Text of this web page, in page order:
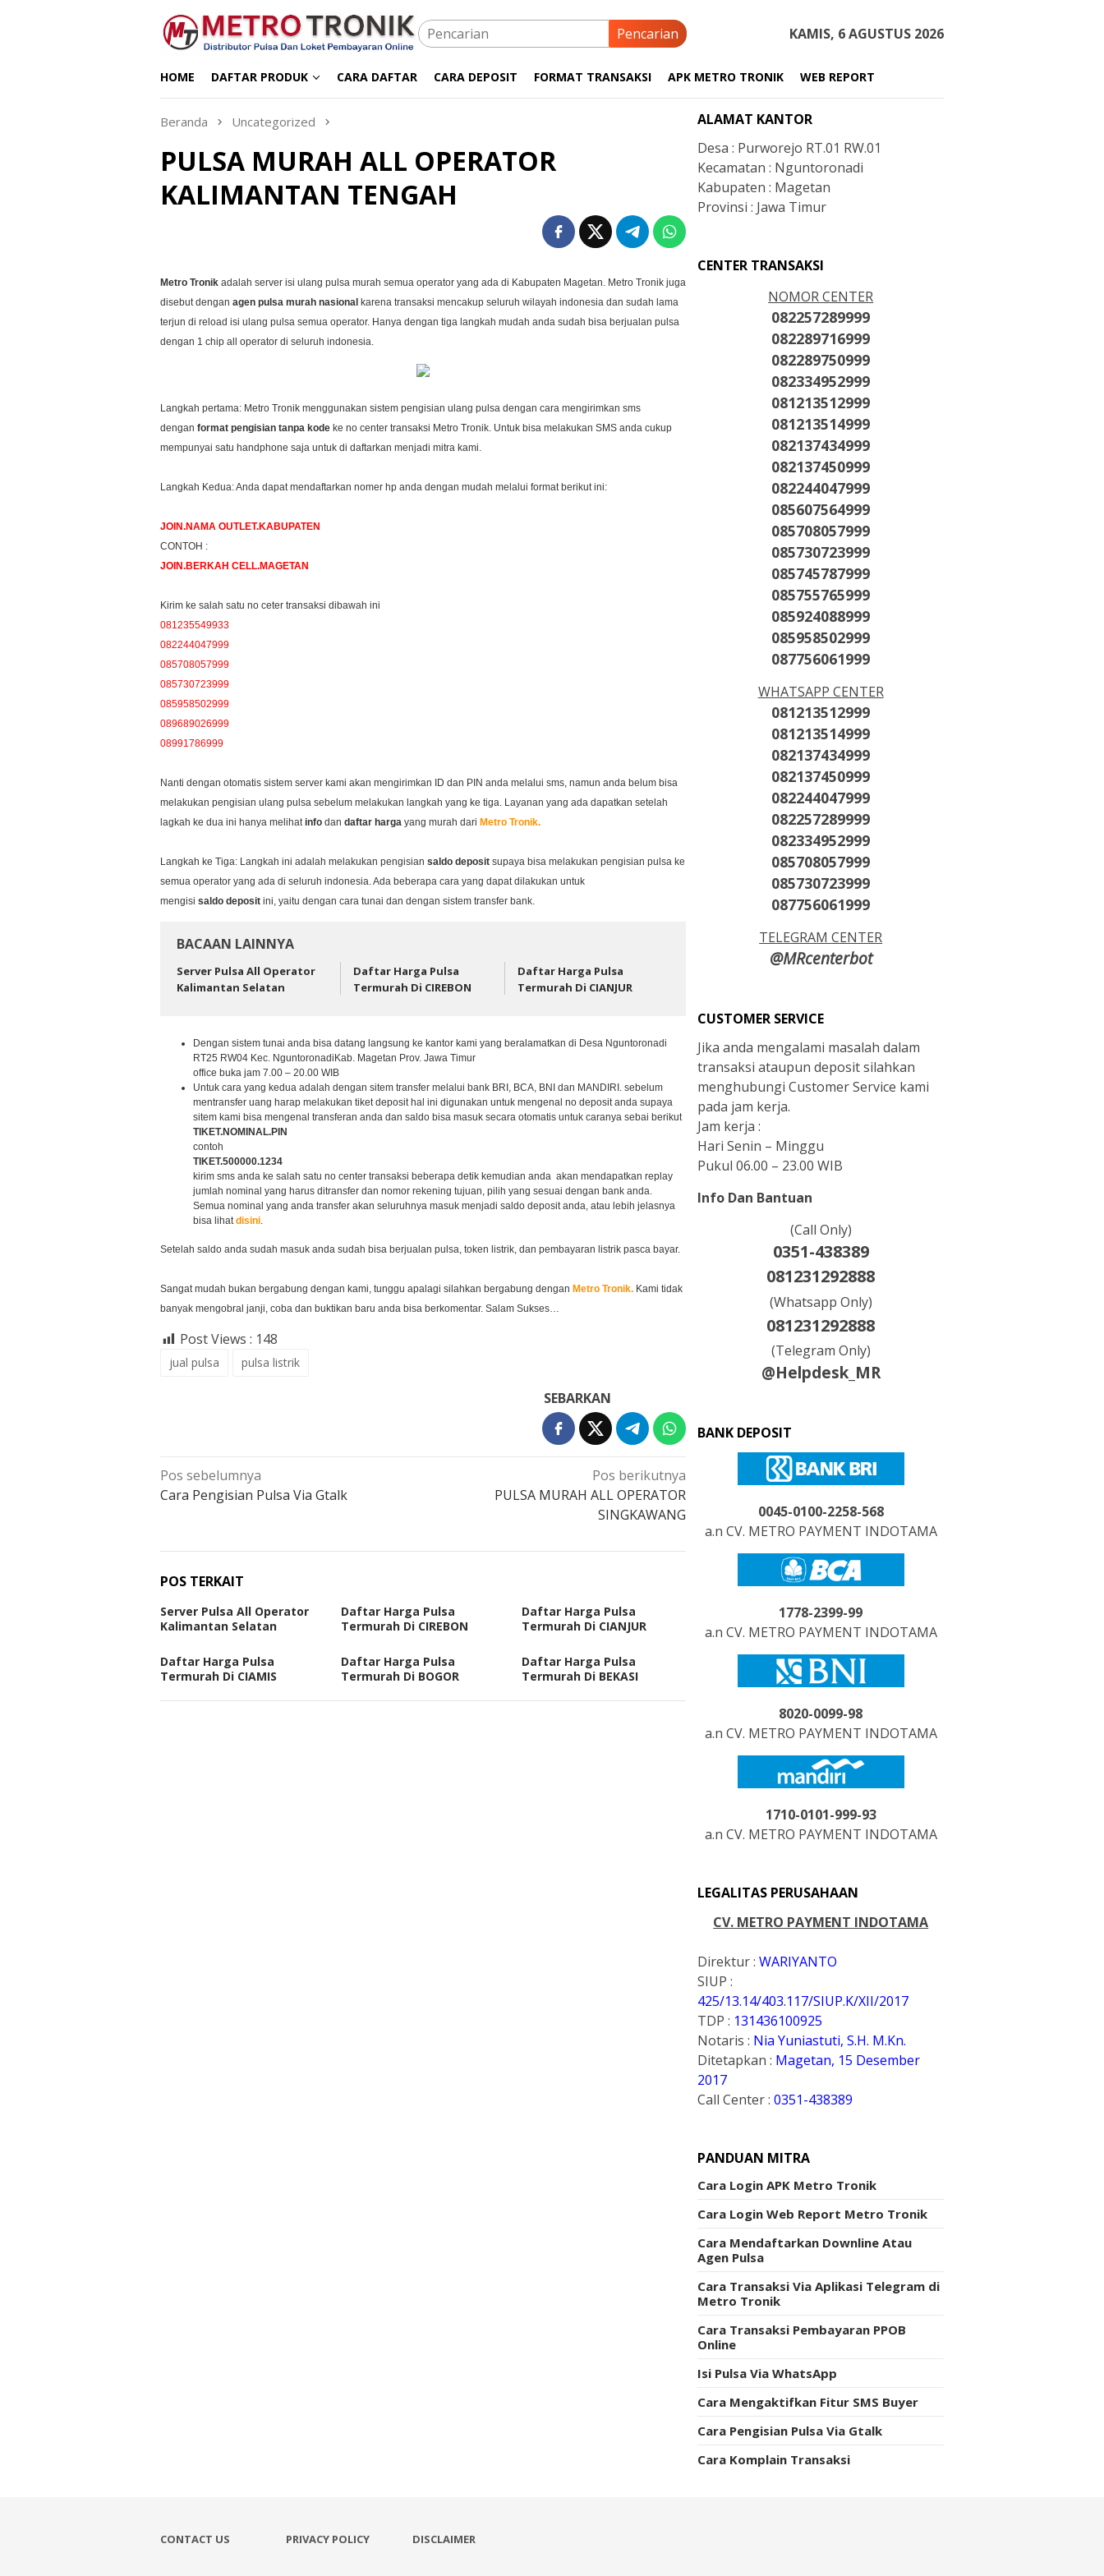
Pencarian KAMIS, 6 AGUSTUS 2026
HOME DAFTAR PRODUK CARA DAFTAR CARA DEPOSIT FORMAT TRANSAKSI APK METRO TRONIK WEB REPORT
Beranda Uncategorized
PULSA MURAH ALL OPERATOR
KALIMANTAN TENGAH
Metro Tronik adalah server isi ulang pulsa murah semua operator yang ada di Kabupaten Magetan. Metro Tronik juga
disebut dengan agen pulsa murah nasional karena transaksi mencakup seluruh wilayah indonesia dan sudah lama
terjun di reload isi ulang pulsa semua operator. Hanya dengan tiga langkah mudah anda sudah bisa berjualan pulsa
dengan 1 chip all operator di seluruh indonesia.
Langkah pertama: Metro Tronik menggunakan sistem pengisian ulang pulsa dengan cara mengirimkan sms
dengan format pengisian tanpa kode ke no center transaksi Metro Tronik. Untuk bisa melakukan SMS anda cukup
mempunyai satu handphone saja untuk di daftarkan menjadi mitra kami.
Langkah Kedua: Anda dapat mendaftarkan nomer hp anda dengan mudah melalui format berikut ini:
JOIN.NAMA OUTLET.KABUPATEN
CONTOH :
JOIN.BERKAH CELL.MAGETAN
Kirim ke salah satu no ceter transaksi dibawah ini
081235549933
082244047999
085708057999
085730723999
085958502999
089689026999
08991786999
Nanti dengan otomatis sistem server kami akan mengirimkan ID dan PIN anda melalui sms, namun anda belum bisa
melakukan pengisian ulang pulsa sebelum melakukan langkah yang ke tiga. Layanan yang ada dapatkan setelah
lagkah ke dua ini hanya melihat info dan daftar harga yang murah dari Metro Tronik.
Langkah ke Tiga: Langkah ini adalah melakukan pengisian saldo deposit supaya bisa melakukan pengisian pulsa ke
semua operator yang ada di seluruh indonesia. Ada beberapa cara yang dapat dilakukan untuk
mengisi saldo deposit ini, yaitu dengan cara tunai dan dengan sistem transfer bank.
BACAAN LAINNYA
Server Pulsa All Operator
Kalimantan Selatan
Daftar Harga Pulsa
Termurah Di CIREBON
Daftar Harga Pulsa
Termurah Di CIANJUR
Dengan sistem tunai anda bisa datang langsung ke kantor kami yang beralamatkan di Desa Nguntoronadi
RT25 RW04 Kec. NguntoronadiKab. Magetan Prov. Jawa Timur
office buka jam 7.00 – 20.00 WIB
Untuk cara yang kedua adalah dengan sitem transfer melalui bank BRI, BCA, BNI dan MANDIRI. sebelum
mentransfer uang harap melakukan tiket deposit hal ini digunakan untuk mengenal no deposit anda supaya
sitem kami bisa mengenal transferan anda dan saldo bisa masuk secara otomatis untuk caranya sebai berikut
TIKET.NOMINAL.PIN
contoh
TIKET.500000.1234
kirim sms anda ke salah satu no center transaksi beberapa detik kemudian anda akan mendapatkan replay
jumlah nominal yang harus ditransfer dan nomor rekening tujuan, pilih yang sesuai dengan bank anda.
Semua nominal yang anda transfer akan seluruhnya masuk menjadi saldo deposit anda, atau lebih jelasnya
bisa lihatdisini.
Setelah saldo anda sudah masuk anda sudah bisa berjualan pulsa, token listrik, dan pembayaran listrik pasca bayar.
Sangat mudah bukan bergabung dengan kami, tunggu apalagi silahkan bergabung dengan Metro Tronik. Kami tidak
banyak mengobral janji, coba dan buktikan baru anda bisa berkomentar. Salam Sukses…
Post Views : 148
jual pulsa pulsa listrik
SEBARKAN
Navigasi
pos
Pos sebelumnya
Cara Pengisian Pulsa Via Gtalk
Pos berikutnya
PULSA MURAH ALL OPERATOR
SINGKAWANG
POS TERKAIT
Server Pulsa All Operator
Kalimantan Selatan
Daftar Harga Pulsa
Termurah Di CIREBON
Daftar Harga Pulsa
Termurah Di CIANJUR
Daftar Harga Pulsa
Termurah Di CIAMIS
Daftar Harga Pulsa
Termurah Di BOGOR
Daftar Harga Pulsa
Termurah Di BEKASI
ALAMAT KANTOR
Desa : Purworejo RT.01 RW.01
Kecamatan : Nguntoronadi
Kabupaten : Magetan
Provinsi : Jawa Timur
CENTER TRANSAKSI
NOMOR CENTER
082257289999
082289716999
082289750999
082334952999
081213512999
081213514999
082137434999
082137450999
082244047999
085607564999
085708057999
085730723999
085745787999
085755765999
085924088999
085958502999
087756061999
WHATSAPP CENTER
081213512999
081213514999
082137434999
082137450999
082244047999
082257289999
082334952999
085708057999
085730723999
087756061999
TELEGRAM CENTER
@MRcenterbot
CUSTOMER SERVICE
Jika anda mengalami masalah dalam
transaksi ataupun deposit silahkan
menghubungi Customer Service kami
pada jam kerja.
Jam kerja :
Hari Senin – Minggu
Pukul 06.00 – 23.00 WIB
Info Dan Bantuan
(Call Only)
0351-438389
081231292888
(Whatsapp Only)
081231292888
(Telegram Only)
@Helpdesk_MR
BANK DEPOSIT
0045-0100-2258-568
a.n CV. METRO PAYMENT INDOTAMA
1778-2399-99
a.n CV. METRO PAYMENT INDOTAMA
8020-0099-98
a.n CV. METRO PAYMENT INDOTAMA
1710-0101-999-93
a.n CV. METRO PAYMENT INDOTAMA
LEGALITAS PERUSAHAAN
CV. METRO PAYMENT INDOTAMA
Direktur :WARIYANTO
SIUP :
425/13.14/403.117/SIUP.K/XII/2017
TDP : 131436100925
Notaris : Nia Yuniastuti, S.H. M.Kn.
Ditetapkan : Magetan, 15 Desember
2017
Call Center :0351-438389
PANDUAN MITRA
Cara Login APK Metro Tronik
Cara Login Web Report Metro Tronik
Cara Mendaftarkan Downline Atau
Agen Pulsa
Cara Transaksi Via Aplikasi Telegram di
Metro Tronik
Cara Transaksi Pembayaran PPOB
Online
Isi Pulsa Via WhatsApp
Cara Mengaktifkan Fitur SMS Buyer
Cara Pengisian Pulsa Via Gtalk
Cara Komplain Transaksi
CONTACT US PRIVACY POLICY DISCLAIMER